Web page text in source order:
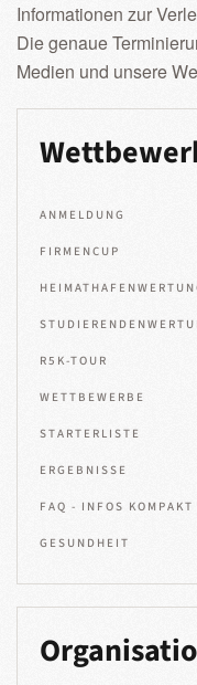
Informationen zur
Die genaue
Medien und unsere
ANMELDUNG
FIRMENCUP
R5K-TOUR
WETTBEWERBE
STARTERLISTE
ERGEBNISSE
FAQ - INFOS KOMPAKT
GESUNDHEIT